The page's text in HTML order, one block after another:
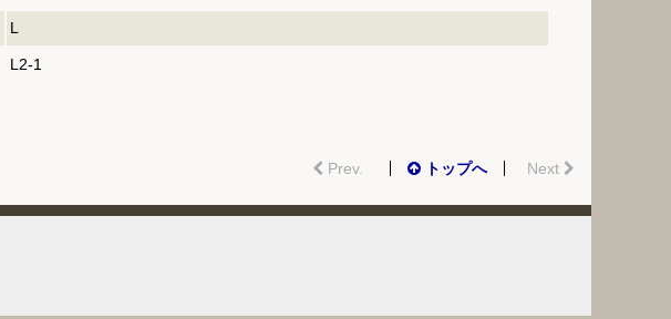
L
L2-1
Prev. トップへ Next